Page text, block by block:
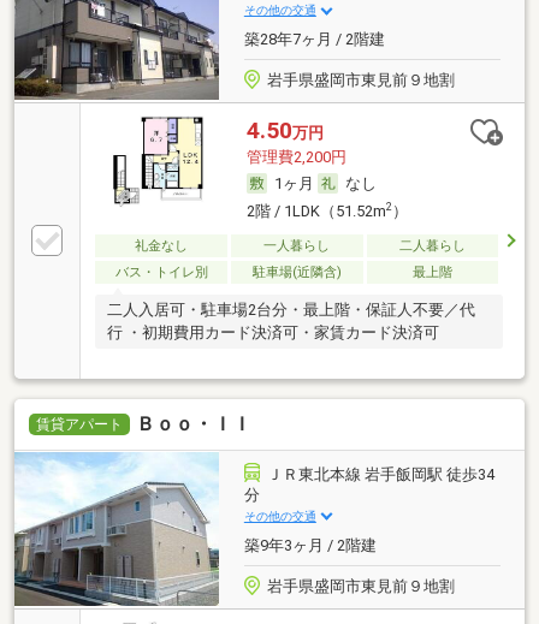
その他の交通
築28年7ヶ月 / 2階建
岩手県盛岡市東見前９地割
4.50万円
管理費2,200円
1ヶ月
なし
2階 / 1LDK（51.52m2）
礼金なし 一人暮らし
二人暮らし
バス・トイレ別
駐車場(近隣含) 最上階
二人入居可・駐車場2台分・最上階・保証人不要／代
行 ・初期費用カード決済可・家賃カード決済可
賃貸アパート Ｂｏｏ・ＩＩ
ＪＲ東北本線 岩手飯岡駅 徒歩34
分
その他の交通
築9年3ヶ月 / 2階建
岩手県盛岡市東見前９地割